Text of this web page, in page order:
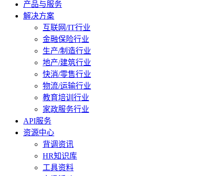
产品与服务
解决方案
互联网/IT行业
金融保险行业
生产/制造行业
地产/建筑行业
快消/零售行业
物流/运输行业
教育培训行业
家政服务行业
API服务
资源中心
背调资讯
HR知识库
工具资料